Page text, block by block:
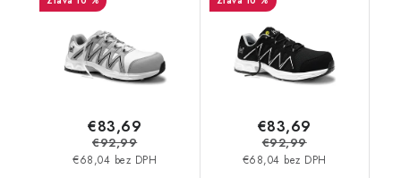
biela - šedá 35671
€68,04 bez DPH
€83,69
€92,99
čierna - strieborná
35678
€68,04 bez DPH
€83,69
€92,99